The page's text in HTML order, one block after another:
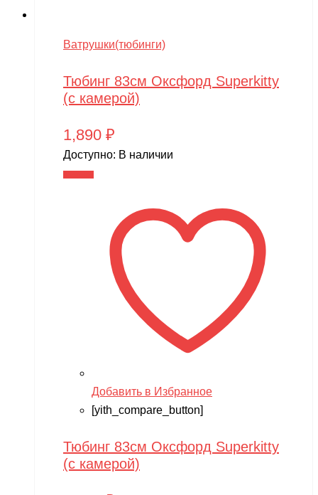
Ватрушки(тюбинги)
Тюбинг 83см Оксфорд Superkitty
(с камерой)
1,890 ₽
Доступно: В наличии
Добавить в Избранное
[yith_compare_button]
Тюбинг 83см Оксфорд Superkitty
(с камерой)